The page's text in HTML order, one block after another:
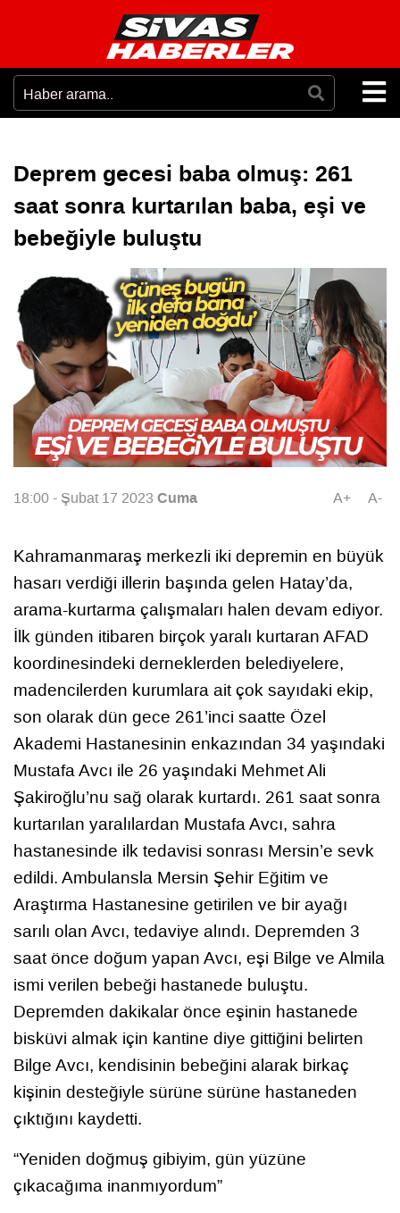
Deprem gecesi baba olmuş: 261
saat sonra kurtarılan baba, eşi ve
bebeğiyle buluştu
18:00 - Şubat 17 2023 Cuma A+ A-
Kahramanmaraş merkezli iki depremin en büyük
hasarı verdiği illerin başında gelen Hatay’da,
arama-kurtarma çalışmaları halen devam ediyor.
İlk günden itibaren birçok yaralı kurtaran AFAD
koordinesindeki derneklerden belediyelere,
madencilerden kurumlara ait çok sayıdaki ekip,
son olarak dün gece 261’inci saatte Özel
Akademi Hastanesinin enkazından 34 yaşındaki
Mustafa Avcı ile 26 yaşındaki Mehmet Ali
Şakiroğlu’nu sağ olarak kurtardı. 261 saat sonra
kurtarılan yaralılardan Mustafa Avcı, sahra
hastanesinde ilk tedavisi sonrası Mersin’e sevk
edildi. Ambulansla Mersin Şehir Eğitim ve
Araştırma Hastanesine getirilen ve bir ayağı
sarılı olan Avcı, tedaviye alındı. Depremden 3
saat önce doğum yapan Avcı, eşi Bilge ve Almila
ismi verilen bebeği hastanede buluştu.
Depremden dakikalar önce eşinin hastanede
bisküvi almak için kantine diye gittiğini belirten
Bilge Avcı, kendisinin bebeğini alarak birkaç
kişinin desteğiyle sürüne sürüne hastaneden
çıktığını kaydetti.
“Yeniden doğmuş gibiyim, gün yüzüne
çıkacağıma inanmıyordum”